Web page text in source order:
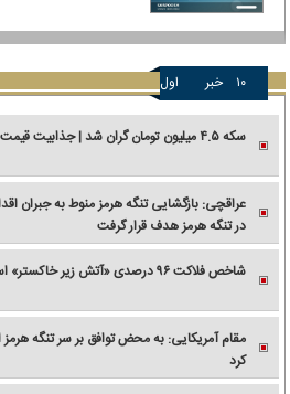
۱۰ خبر اول
سکه ۴.۵ میلیون تومان گران شد | جذابیت قیمت‌ها دلار را بالا کشید
عراقچی: بازگشایی تنگه هرمز منوط به جبران
در تنگه هرمز هدف قرار گرفت
شاخص فلاکت ۹۶ درصدی «آتش زیر خاکستر» است
مقام آمریکایی: به محض توافق بر سر تنگه
کرد